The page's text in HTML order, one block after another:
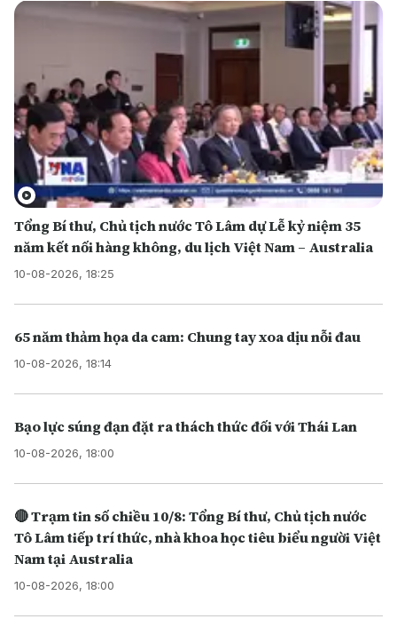
Tổng Bí thư, Chủ tịch nước Tô Lâm dự Lễ kỷ niệm 35
năm kết nối hàng không, du lịch Việt Nam – Australia
10-08-2026, 18:25
65 năm thảm họa da cam: Chung tay xoa dịu nỗi đau
10-08-2026, 18:14
Bạo lực súng đạn đặt ra thách thức đối với Thái Lan
10-08-2026, 18:00
🔴 Trạm tin số chiều 10/8: Tổng Bí thư, Chủ tịch nước
Tô Lâm tiếp trí thức, nhà khoa học tiêu biểu người Việt
Nam tại Australia
10-08-2026, 18:00